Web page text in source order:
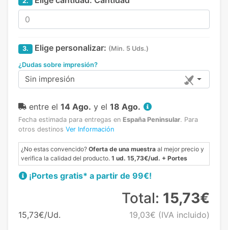
3. Elige personalizar: (Min. 5 Uds.)
¿Dudas sobre impresión?
Sin impresión
entre el 14 Ago. y el 18 Ago.
Fecha estimada para entregas en España Peninsular. Para
otros destinos Ver Información
¿No estas convencido? Oferta de una muestra al mejor precio y
verifica la calidad del producto. 1 ud. 15,73€/ud. + Portes
¡Portes gratis* a partir de 99€!
15,73€/Ud.
Total: 15,73€
19,03€ (IVA incluido)